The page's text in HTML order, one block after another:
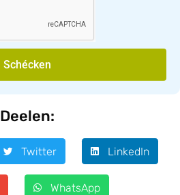
Schécken
Deelen:
Twitter LinkedIn
WhatsApp